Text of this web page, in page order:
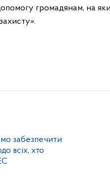
громадянам, на
забезпечити
всіх, хто